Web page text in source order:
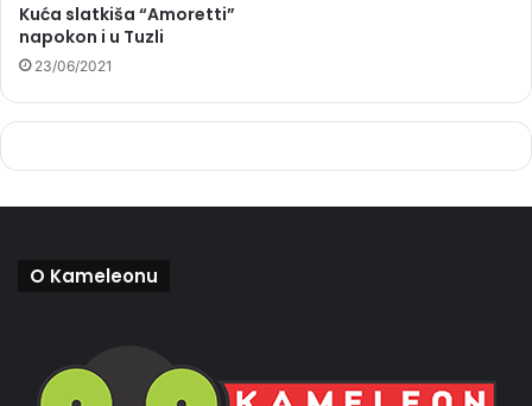
Kuća slatkiša “Amoretti”
napokon i u Tuzli
23/06/2021
O Kameleonu